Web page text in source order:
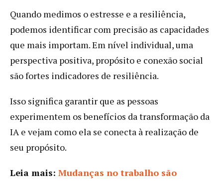
Quando medimos o estresse e a resiliência,
podemos identificar com precisão as capacidades
que mais importam. Em nível individual, uma
perspectiva positiva, propósito e conexão social
são fortes indicadores de resiliência.
Isso significa garantir que as pessoas
experimentem os benefícios da transformação da
IA e vejam como ela se conecta à realização de
seu propósito.
Leia mais: Mudanças no trabalho são